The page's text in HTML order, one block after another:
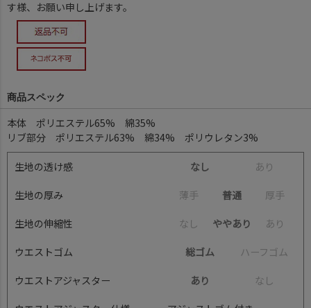
す様、お願い申し上げます。
商品スペック
本体 ポリエステル65% 綿35%
リブ部分 ポリエステル63% 綿34% ポリウレタン3%
生地の透け感 なし あ り
生地の厚み 薄手 普通 厚手
生地の伸縮性 な し ややあり あ り
ウエストゴム 総ゴム ハーフ ゴ ム
ウエストアジャスター あり な し